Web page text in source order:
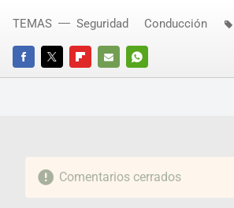
FACEBOOKTWITTERFLIPBOARD
E-
WHATSAPP
TEMAS Seguridad Conducción
Comentarios cerrados